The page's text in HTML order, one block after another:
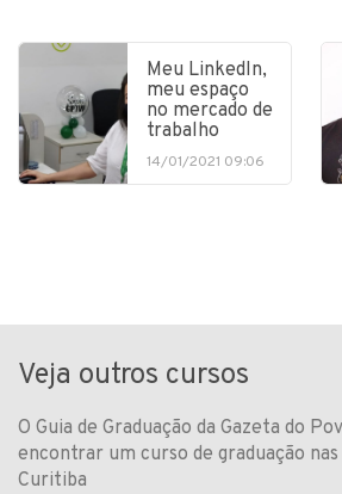
Meu LinkedIn,
meu espaço
no mercado de
trabalho
14/01/2021 09:06
Veja outros cursos
O Guia de Graduação da Gazeta do
encontrar um curso de graduação
Curitiba